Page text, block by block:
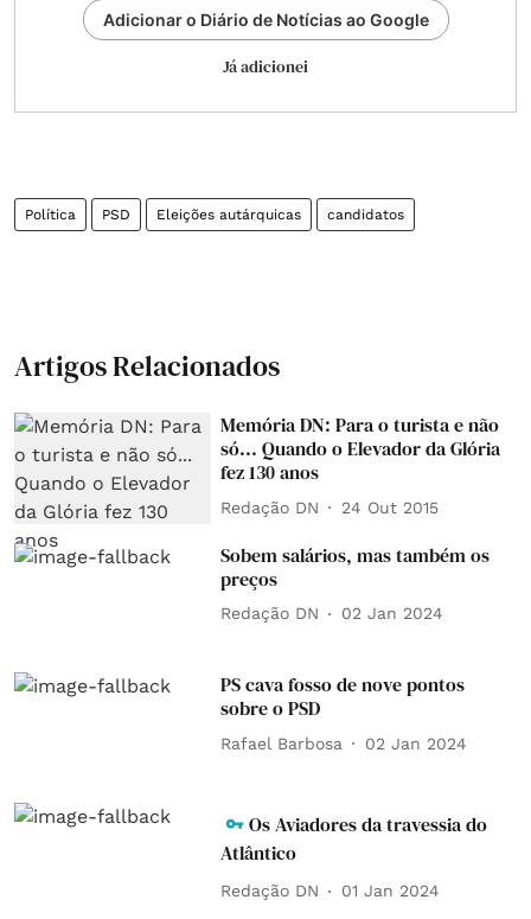
Adicionar o Diário de Notícias ao Google
Já adicionei
Política PSD Eleições autárquicas candidatos
Artigos Relacionados
Memória DN: Para o turista e não
só... Quando o Elevador da Glória
fez 130 anos
Redação DN 24 Out 2015
Sobem salários, mas também os
preços
Redação DN 02 Jan 2024
PS cava fosso de nove pontos
sobre o PSD
Rafael Barbosa 02 Jan 2024
Os Aviadores da travessia do
Atlântico
Redação DN 01 Jan 2024